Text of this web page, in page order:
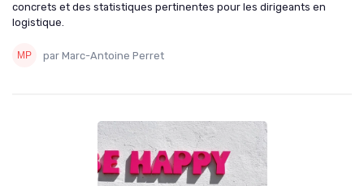
concrets et des statistiques pertinentes pour les dirigeants en
logistique.
par Marc-Antoine Perret